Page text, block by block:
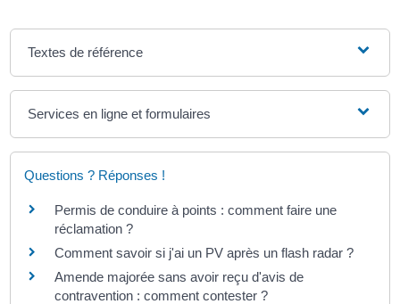
Textes de référence
Services en ligne et formulaires
Questions ? Réponses !
Permis de conduire à points : comment faire une
réclamation ?
Comment savoir si j'ai un PV après un flash radar ?
Amende majorée sans avoir reçu d'avis de
contravention : comment contester ?